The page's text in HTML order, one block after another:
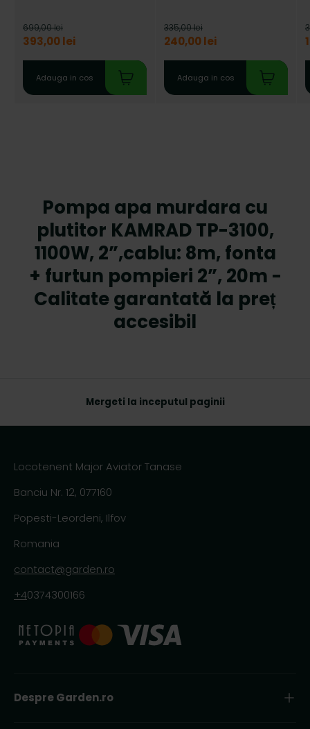
393,00 lei
699,00 lei
Adauga in cos
240,00 lei
335,00 lei
Adauga in cos
Pompa apa murdara cu
plutitor KAMRAD TP-3100,
1100W, 2”,cablu: 8m, fonta
+ furtun pompieri 2”, 20m -
Calitate garantată la preț
accesibil
Mergeti la inceputul paginii
Locotenent Major Aviator Tanase
Banciu Nr. 12, 077160
Popesti-Leordeni, Ilfov
Romania
contact@garden.ro
+40374300166
Despre Garden.ro